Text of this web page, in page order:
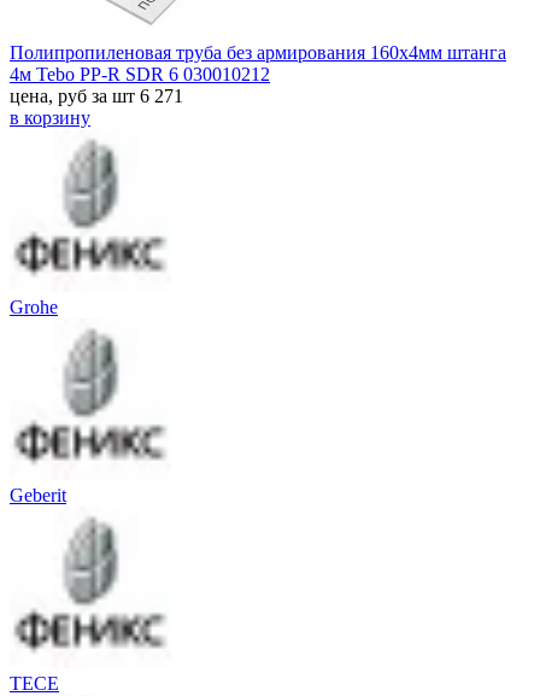
Полипропиленовая труба без армирования 160x4мм штанга
4м Tebo PP-R SDR 6 030010212
цена, руб за шт 6 271
в корзину
Grohe
Geberit
TECE